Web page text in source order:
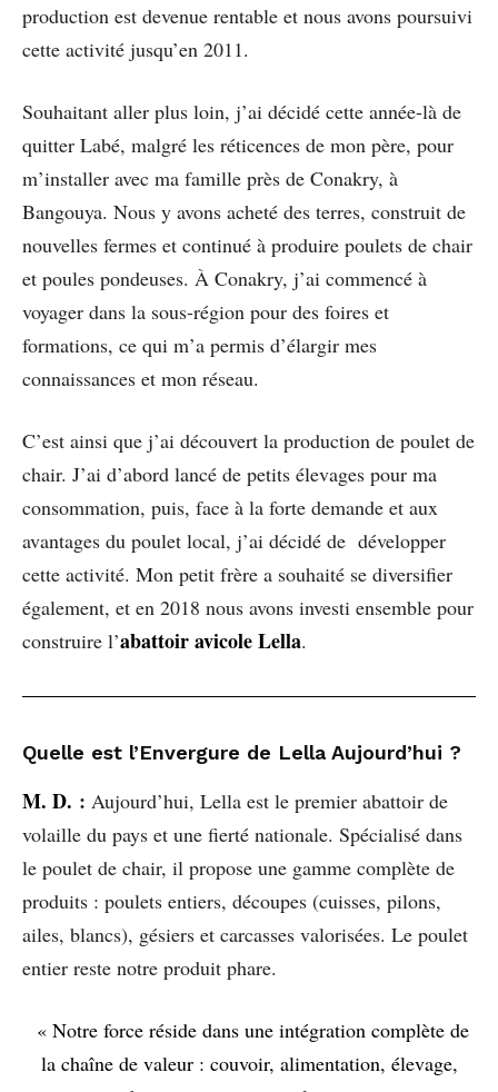
production est devenue rentable et nous avons poursuivi
cette activité jusqu’en 2011.
Souhaitant aller plus loin, j’ai décidé cette année-là de
quitter Labé, malgré les réticences de mon père, pour
m’installer avec ma famille près de Conakry, à
Bangouya. Nous y avons acheté des terres, construit de
nouvelles fermes et continué à produire poulets de chair
et poules pondeuses. À Conakry, j’ai commencé à
voyager dans la sous-région pour des foires et
formations, ce qui m’a permis d’élargir mes
connaissances et mon réseau.
C’est ainsi que j’ai découvert la production de poulet de
chair. J’ai d’abord lancé de petits élevages pour ma
consommation, puis, face à la forte demande et aux
avantages du poulet local, j’ai décidé de développer
cette activité. Mon petit frère a souhaité se diversifier
également, et en 2018 nous avons investi ensemble pour
construire l’abattoir avicole Lella.
Quelle est l’Envergure de Lella Aujourd’hui ?
M. D. : Aujourd’hui, Lella est le premier abattoir de
volaille du pays et une fierté nationale. Spécialisé dans
le poulet de chair, il propose une gamme complète de
produits : poulets entiers, découpes (cuisses, pilons,
ailes, blancs), gésiers et carcasses valorisées. Le poulet
entier reste notre produit phare.
« Notre force réside dans une intégration complète de
la chaîne de valeur : couvoir, alimentation, élevage,